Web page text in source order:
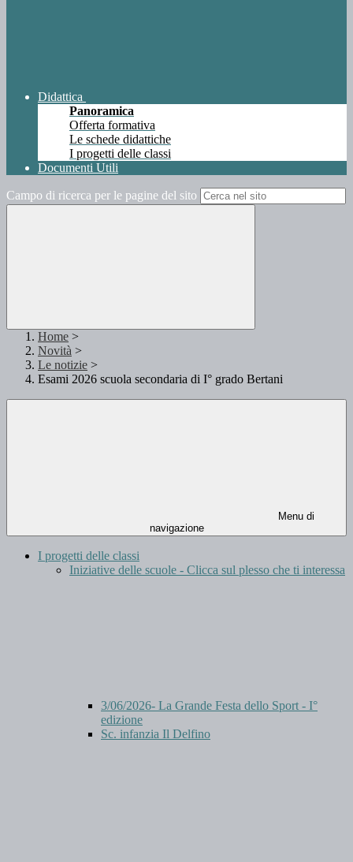
Didattica
Panoramica
Offerta formativa
Le schede didattiche
I progetti delle classi
Documenti Utili
Campo di ricerca per le pagine del sito
Home >
Novità >
Le notizie >
Esami 2026 scuola secondaria di I° grado Bertani
Menu di
navigazione
I progetti delle classi
Iniziative delle scuole - Clicca sul plesso che ti interessa
3/06/2026- La Grande Festa dello Sport - I°
edizione
Sc. infanzia Il Delfino